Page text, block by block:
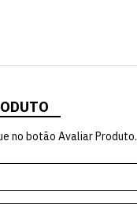
no botão Avaliar Produto.